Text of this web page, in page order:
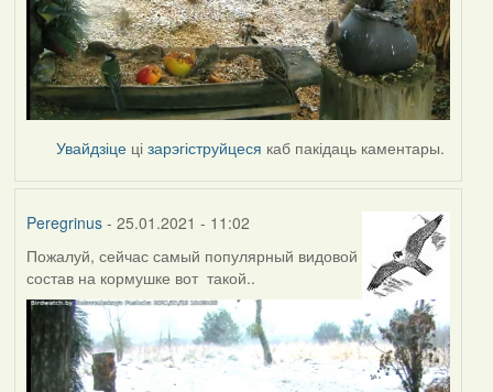
Увайдзіце цізарэгіструйцеся каб пакідаць каментары.
Peregrinus- 25.01.2021 - 11:02
Пожалуй, сейчас самый популярный видовой
состав на кормушке вот такой..